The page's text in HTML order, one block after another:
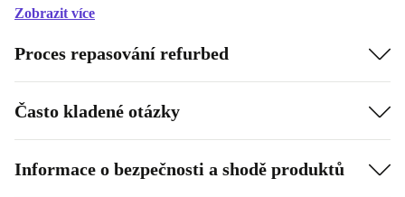
Zobrazit více
Proces repasování refurbed
Často kladené otázky
Informace o bezpečnosti a shodě produktů